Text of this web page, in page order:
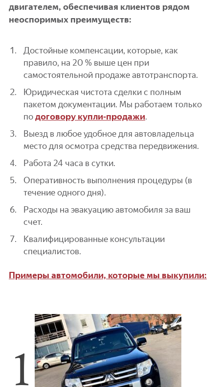
двигателем, обеспечивая клиентов рядом
неоспоримых преимуществ:
Достойные компенсации, которые, как
правило, на 20 % выше цен при
самостоятельной продаже автотранспорта.
Юридическая чистота сделки с полным
пакетом документации. Мы работаем только
подоговору купли-продажи.
Выезд в любое удобное для автовладельца
место для осмотра средства передвижения.
Работа 24 часа в сутки.
Оперативность выполнения процедуры (в
течение одного дня).
Расходы на эвакуацию автомобиля за ваш
счет.
Квалифицированные консультации
специалистов.
Примеры автомобили, которые мы выкупили: